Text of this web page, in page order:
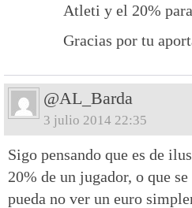
Atleti y el 20%
Gracias por tu
@AL_Barda
3 julio 2014 22:35
Sigo pensando que es de
20% de un jugador, o que
pueda no ver un euro